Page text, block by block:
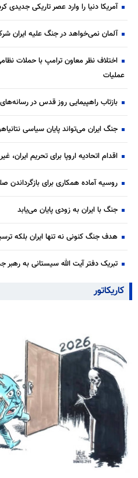
آمریکا دنیا را وارد عصر تاریکی جدیدی
آلمان نمی‌خواهد در جنگ علیه ایران
اختلاف نظر معاون ترامپ با حملات
عملیات
بازتاب راهپیمایی روز قدس در
جنگ ایران می‌تواند پایان سیاسی
اقدام اتحادیه اروپا برای تحریم ایران،
روسیه آماده همکاری برای بازگرداندن
جنگ با ایران به زودی پایان می‌یابد
هدف جنگ کنونی نه تنها ایران بلکه
تبریک دفتر آیت الله سیستانی به رهبر
کاریکاتور